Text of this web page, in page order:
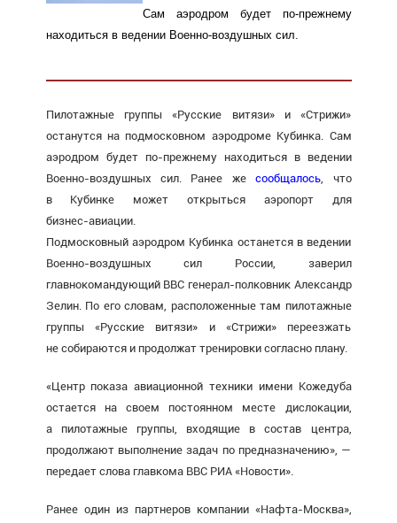
Сам аэродром будет по-прежнему
находиться в ведении Военно-воздушных сил.
Пилотажные группы «Русские витязи» и «Стрижи»
останутся на подмосковном аэродроме Кубинка. Сам
аэродром будет по-прежнемунаходиться в ведении
Военно-воздушных сил. Ранее жесообщалось , что
в Кубинке может открыться аэропорт для
бизнес-авиации.
Подмосковный аэродром Кубинка останется в ведении
Военно-воздушных сил России, заверил
главнокомандующий ВВС генерал-полковник Александр
Зелин. По его словам, расположенные там пилотажные
группы «Русские витязи» и «Стрижи» переезжать
не собираются и продолжат тренировки согласно плану.
«Центр показа авиационной техники имени Кожедуба
остается на своем постоянном месте дислокации,
а пилотажные группы, входящие в состав центра,
продолжают выполнение задач по предназначению», —
передает слова главкома ВВС РИА «Новости».
Ранее один из партнеров компании «Нафта-Москва»,